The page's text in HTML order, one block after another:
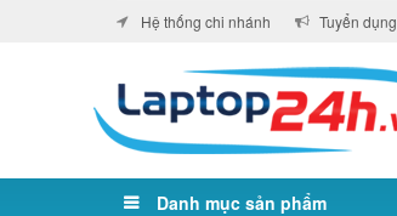
Danh mục sản phẩm
Hệ thống chi nhánh Tuyển dụng